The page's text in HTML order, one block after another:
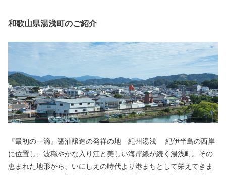
和歌山県湯浅町のご紹介
『最初の一滴』醤油醸造の発祥の地 紀州湯浅 紀伊半島の西岸
に位置し、波穏やかな入り江と美しい海岸線が続く湯浅町。その
恵まれた地形から、いにしえの時代より港まちとして栄えてきま